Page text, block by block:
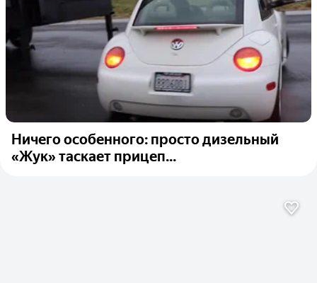
Ничего особенного: просто дизельный
«Жук» таскает прицеп...